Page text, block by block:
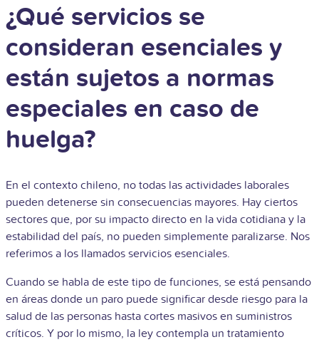
¿Qué servicios se
consideran esenciales y
están sujetos a normas
especiales en caso de
huelga?
En el contexto chileno, no todas las actividades laborales
pueden detenerse sin consecuencias mayores. Hay ciertos
sectores que, por su impacto directo en la vida cotidiana y la
estabilidad del país, no pueden simplemente paralizarse. Nos
referimos a los llamados servicios esenciales.
Cuando se habla de este tipo de funciones, se está pensando
en áreas donde un paro puede significar desde riesgo para la
salud de las personas hasta cortes masivos en suministros
críticos. Y por lo mismo, la ley contempla un tratamiento